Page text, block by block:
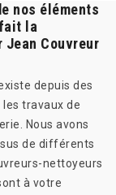
nos éléments
la
Jean Couvreur
depuis des
travaux de
Nous avons
de différents
nettoyeurs
à votre